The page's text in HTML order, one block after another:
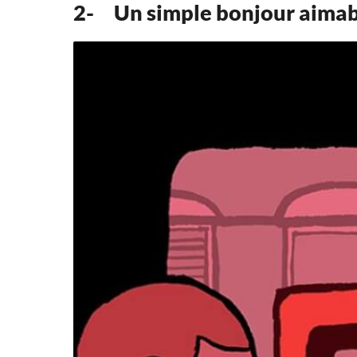
2- Un simple bonjour